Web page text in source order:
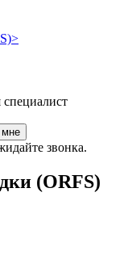
>
звонка.
(ORFS)